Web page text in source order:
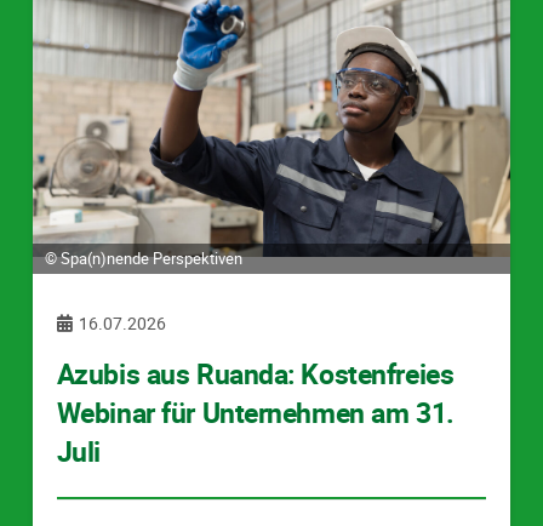
© Spa(n)nende Perspektiven
16.07.2026
Azubis aus Ruanda: Kostenfreies
Webinar für Unternehmen am 31.
Juli